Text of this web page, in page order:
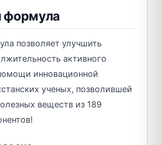
формула
позволяет улучшить
активного
инновационной
ученых, позволившей
веществ из 189